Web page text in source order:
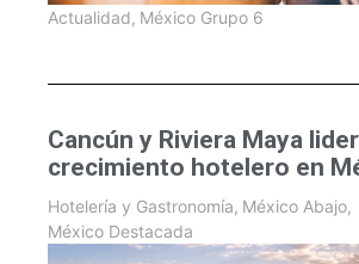
Actualidad, México Grupo 6
Cancún y Riviera Maya
crecimiento hotelero en
Hotelería y Gastronomía, México Abajo,
México Destacada